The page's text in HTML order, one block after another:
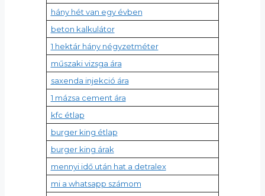
hány hét van egy évben
beton kalkulátor
1 hektár hány négyzetméter
műszaki vizsga ára
saxenda injekció ára
1 mázsa cement ára
kfc étlap
burger king étlap
burger king árak
mennyi idő után hat a detralex
mi a whatsapp számom